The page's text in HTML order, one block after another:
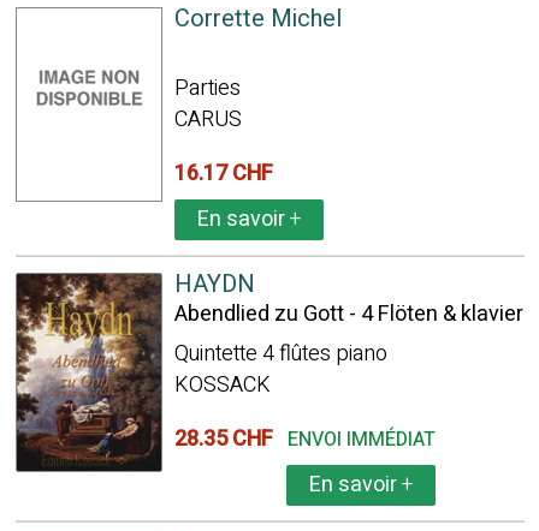
Corrette Michel
Parties
CARUS
16.17 CHF
En savoir+
HAYDN
Abendlied zu Gott - 4 Flöten & klavier
Quintette 4 flûtes piano
KOSSACK
28.35 CHF ENVOI IMMÉDIAT
En savoir+